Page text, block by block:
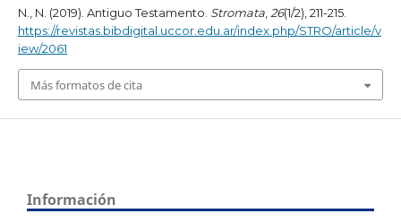
N., N. (2019). Antiguo Testamento. Stromata,26(1/2), 211-215.
https://revistas.bibdigital.uccor.edu.ar/index.php/STRO/article/v
iew/2061
Más formatos de cita
Información